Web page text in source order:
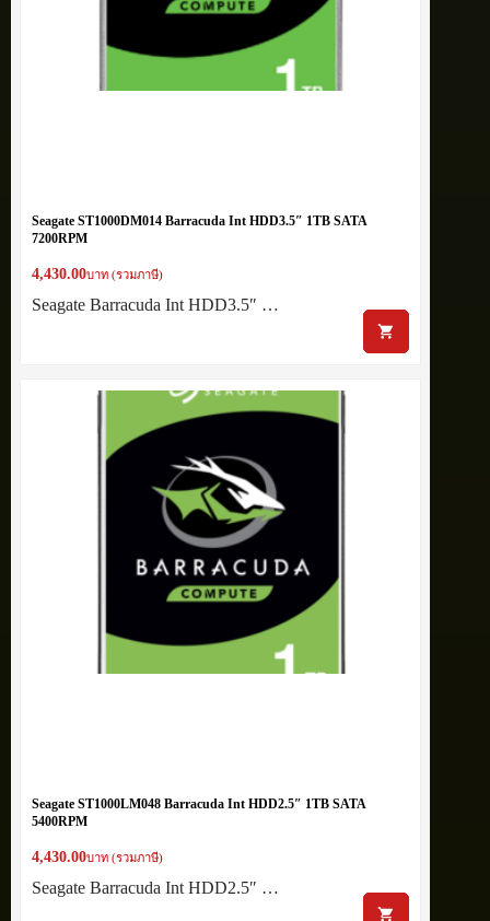
Seagate ST1000DM014 Barracuda Int HDD3.5″ 1TB SATA
7200RPM
4,430.00บาท (รวมภาษี)
Seagate Barracuda Int HDD3.5″ …
Seagate ST1000LM048 Barracuda Int HDD2.5″ 1TB SATA
5400RPM
4,430.00บาท (รวมภาษี)
Seagate Barracuda Int HDD2.5″ …